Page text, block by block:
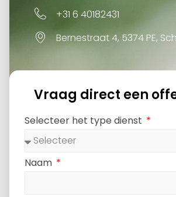
+31 6 40182431
Bernestraat 4, 5374 PE,
Vraag direct een
Selecteer het type dienst
Naam